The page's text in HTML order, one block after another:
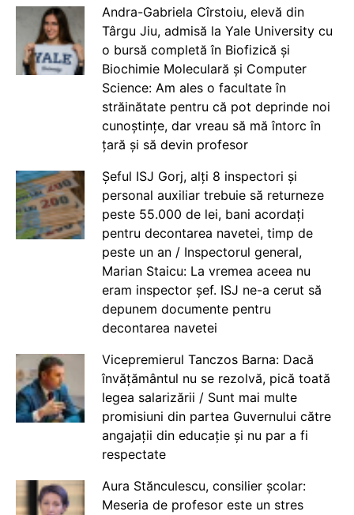
Andra-Gabriela Cîrstoiu, elevă din
Târgu Jiu, admisă la Yale University cu
o bursă completă în Biofizică și
Biochimie Moleculară și Computer
Science: Am ales o facultate în
străinătate pentru că pot deprinde noi
cunoștințe, dar vreau să mă întorc în
țară și să devin profesor
Șeful ISJ Gorj, alți 8 inspectori și
personal auxiliar trebuie să returneze
peste 55.000 de lei, bani acordați
pentru decontarea navetei, timp de
peste un an / Inspectorul general,
Marian Staicu: La vremea aceea nu
eram inspector șef. ISJ ne-a cerut să
depunem documente pentru
decontarea navetei
Vicepremierul Tanczos Barna: Dacă
învățământul nu se rezolvă, pică toată
legea salarizării / Sunt mai multe
promisiuni din partea Guvernului către
angajații din educație și nu par a fi
respectate
Aura Stănculescu, consilier școlar:
Meseria de profesor este un stres